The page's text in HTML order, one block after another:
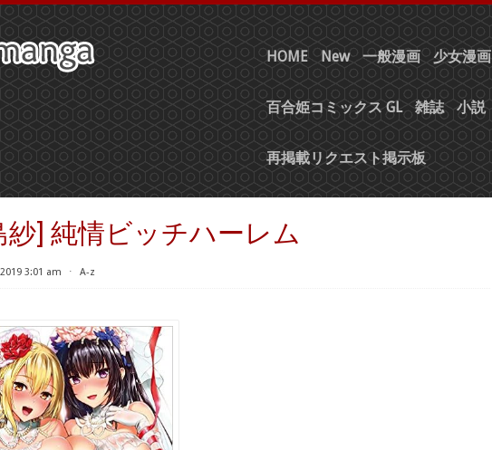
HOME New 一般漫画 少女漫画
百合姫コミックス GL 雑誌 小説
再掲載リクエスト掲示板
紗] 純情ビッチハーレム
3:01 am ⋅ A-z